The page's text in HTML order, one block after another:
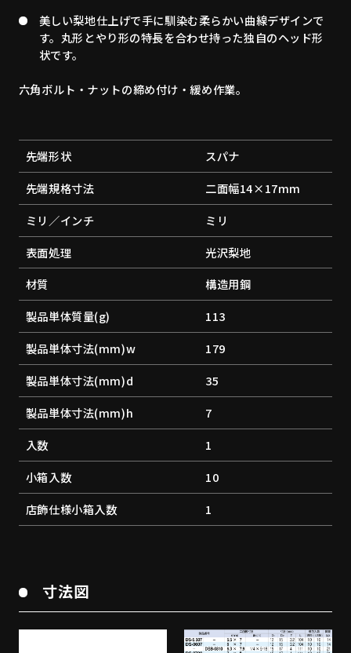
美しい梨地仕上げで手に馴染む柔らかい曲線デザインで
す。丸形とやり形の特長を合わせ持った独自のヘッド形
状です。
六角ボルト・ナットの締め付け・緩め作業。
先端形状
スパナ
先端規格寸法
二面幅14×17mm
ミリ／インチ
ミリ
表面処理
光沢梨地
材質
構造用鋼
製品単体質量(g)
113
製品単体寸法(mm)w
179
製品単体寸法(mm)d
35
製品単体寸法(mm)h
7
入数
1
小箱入数
10
店飾仕様小箱入数
1
寸法図